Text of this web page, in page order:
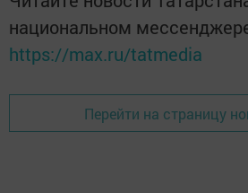
национальном
https://max.ru/tatmedia
Перейти на страницу